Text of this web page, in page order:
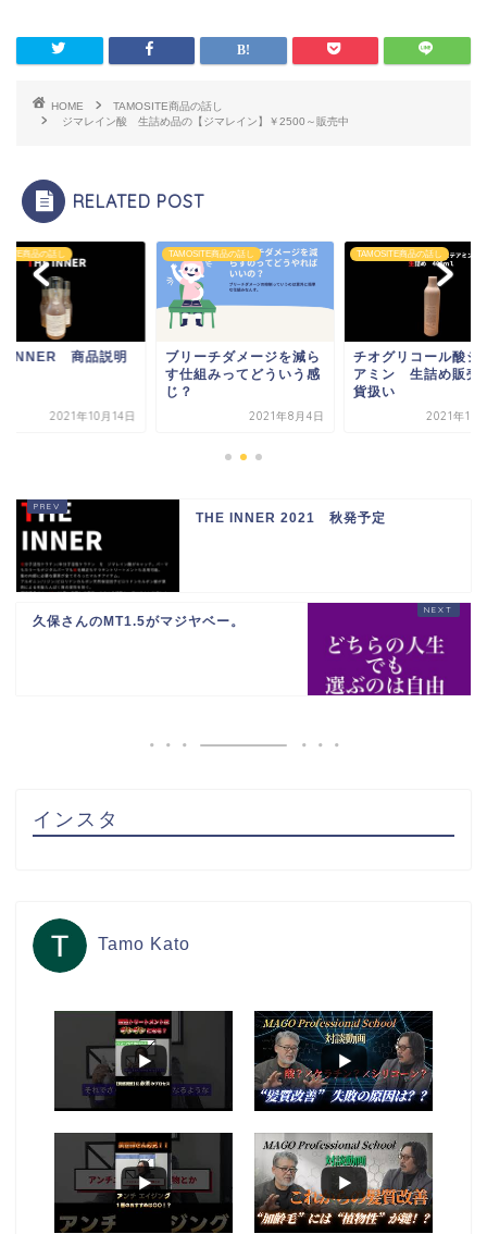
HOME
TAMOSITE商品の話し
ジマレイン酸 生詰め品の【ジマレイン】￥2500～販売中
RELATED POST
商品の話し
INNER 商品説明
2021年10月14日
TAMOSITE商品の話し
ブリーチダメージを減ら
す仕組みってどういう感
じ？
2021年8月4日
TAMOSITE商品の話し
チオグリコール酸シ
アミン 生詰め販売
貨扱い
2021年10
THE INNER 2021 秋発予定
久保さんのMT1.5がマジヤベー。
インスタ
Tamo Kato